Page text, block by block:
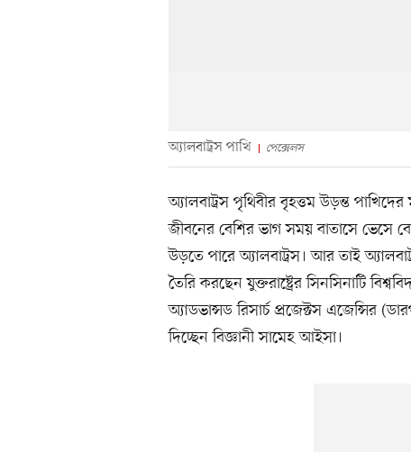
অ্যালবাট্রস পাখি পেক্সেলস
অ্যালবাট্রস পৃথিবীর বৃহত্তম উড়ন্ত
জীবনের বেশির ভাগ সময় বাতাসে ভেসে
উড়তে পারে অ্যালবাট্রস। আর তাই
তৈরি করছেন যুক্তরাষ্ট্রের সিনসিনাটি
অ্যাডভান্সড রিসার্চ প্রজেক্টস এজেন্সির
দিচ্ছেন বিজ্ঞানী সামেহ আইসা।